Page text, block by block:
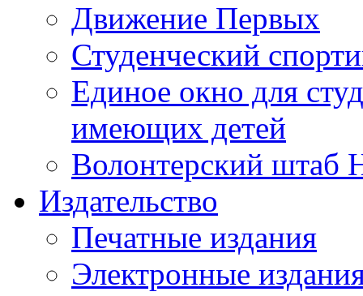
Движение Первых
Студенческий
Единое окно для
имеющих детей
Волонтерский штаб
Издательство
Печатные издания
Электронные